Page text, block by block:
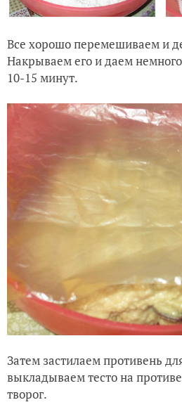
Все хорошо перемешиваем и
Накрываем его и даем
10-15 минут.
Затем застилаем противень
выкладываем тесто на
творог.